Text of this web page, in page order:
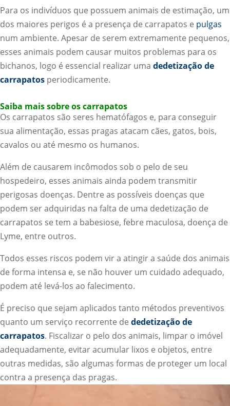
Para os indivíduos que possuem animais de estimação, um
dos maiores perigos é a presença de carrapatos e pulgas
num ambiente. Apesar de serem extremamente pequenos,
esses animais podem causar muitos problemas para os
bichanos, logo é essencial realizar uma dedetização de
carrapatos periodicamente.
Saiba mais sobre os carrapatos
Os carrapatos são seres hematófagos e, para conseguir
sua alimentação, essas pragas atacam cães, gatos, bois,
cavalos ou até mesmo os humanos.
Além de causarem incômodos sob o pelo de seu
hospedeiro, esses animais ainda podem transmitir
perigosas doenças. Dentre as possíveis doenças que
podem ser adquiridas na falta de uma dedetização de
carrapatos se tem a babesiose, febre maculosa, doença de
Lyme, entre outros.
Todos esses riscos podem vir a atingir a saúde dos animais
de forma intensa e, se não houver um cuidado adequado,
podem até levá-los ao falecimento.
É preciso que sejam aplicados tanto métodos preventivos
quanto um serviço recorrente de dedetização de
carrapatos. Fiscalizar o pelo dos animais, limpar o imóvel
adequadamente, evitar acumular lixos e objetos, entre
outras medidas, são algumas formas de proteger um local
contra a presença das pragas.